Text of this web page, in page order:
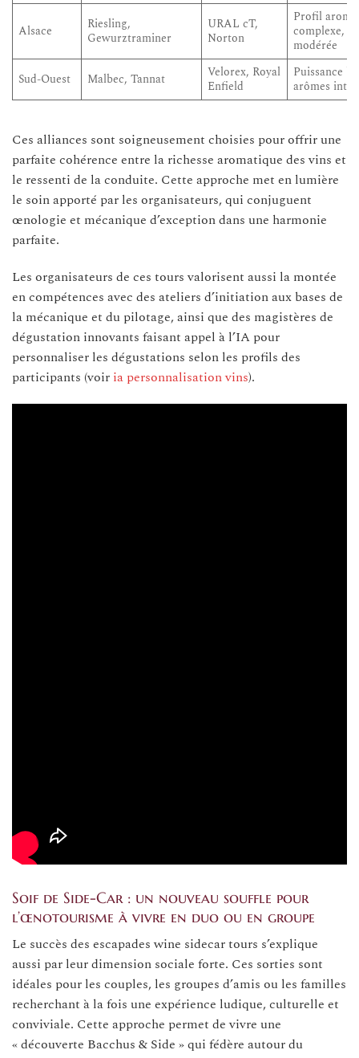
Alsace
Riesling,
Gewurztraminer
URAL cT,
Norton
Profil
complexe,
modérée
Sud-Ouest
Malbec, Tannat
Velorex, Royal
Enfield
Puissance
arômes
Ces alliances sont soigneusement choisies pour offrir une
parfaite cohérence entre la richesse aromatique des vins et
le ressenti de la conduite. Cette approche met en lumière
le soin apporté par les organisateurs, qui conjuguent
œnologie et mécanique d’exception dans une harmonie
parfaite.
Les organisateurs de ces tours valorisent aussi la montée
en compétences avec des ateliers d’initiation aux bases de
la mécanique et du pilotage, ainsi que des magistères de
dégustation innovants faisant appel à l’IA pour
personnaliser les dégustations selon les profils des
participants (voir ia personnalisation vins).
Soif de Side-Car : un nouveau souffle pour
l’œnotourisme à vivre en duo ou en groupe
Le succès des escapades wine sidecar tours s’explique
aussi par leur dimension sociale forte. Ces sorties sont
idéales pour les couples, les groupes d’amis ou les familles
recherchant à la fois une expérience ludique, culturelle et
conviviale. Cette approche permet de vivre une
« découverte Bacchus & Side » qui fédère autour du